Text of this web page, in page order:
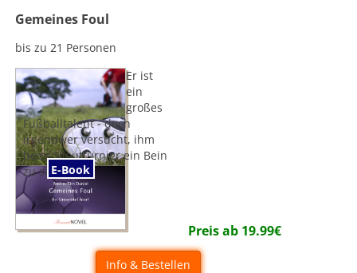
Gemeines Foul
bis zu 21 Personen
E-Book
Er ist
ein
großes
Fußballtalent - doch
irgendwer versucht, ihm
beim Scoutturnier ein Bein
zu stellen...
Preis ab 19.99€
Info & Bestellen